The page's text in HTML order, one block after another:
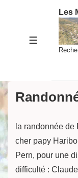
MENU
Les
la randonnée
cher papy
Pern, pour une
difficulté :